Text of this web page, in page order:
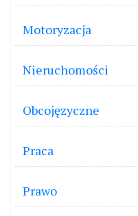
Motoryzacja
Nieruchomości
Obcojęzyczne
Praca
Prawo